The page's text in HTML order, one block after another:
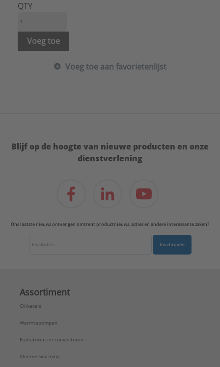
QTY
Voeg toe
Voeg toe aan favorietenlijst
Blijf op de hoogte van nieuwe producten en onze
dienstverlening
Ons laatste nieuws ontvangen omtrent productnieuws, acties en andere interessante zaken?
Inschrijven
Assortiment
CV-ketels
Warmtepompen
Radiatoren en convectoren
Vloerverwarming